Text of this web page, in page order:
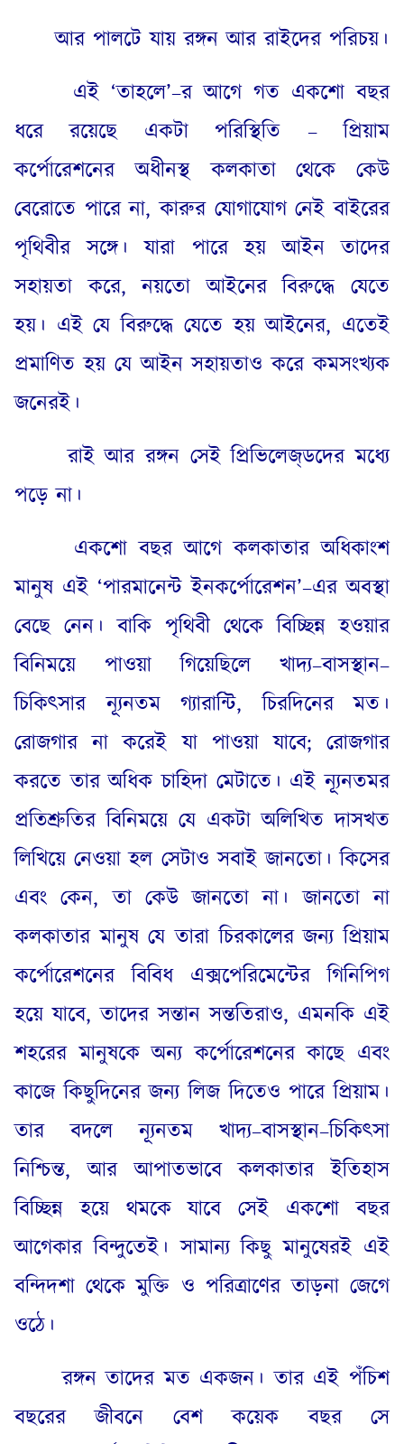
আর পালটে যায় রঙ্গন আর রাইদের পরিচয়।
এই ‘তাহলে’–র আগে গত একশো বছর
ধরে রয়েছে একটা পরিস্থিতি – প্রিয়াম
কর্পোরেশনের অধীনস্থ কলকাতা থেকে কেউ
বেরোতে পারে না,কারুর যোগাযোগ নেই বাইরের
পৃথিবীর সঙ্গে। যারা পারে হয় আইন তাদের
সহায়তা করে,নয়তো আইনের বিরুদ্ধে যেতে
হয়। এই যে বিরুদ্ধে যেতে হয় আইনের, এতেই
প্রমাণিত হয় যে আইন সহায়তাও করে কমসংখ্যক
জনেরই।
রাই আর রঙ্গন সেই প্রিভিলেজ্‌ডদের মধ্যে
পড়ে না।
একশো বছর আগে কলকাতার অধিকাংশ
মানুষ এই ‘পারমানেন্ট ইনকর্পোরেশন’–এর অবস্থা
বেছে নেন। বাকি পৃথিবী থেকে বিচ্ছিন্ন হওয়ার
বিনিময়ে পাওয়া গিয়েছিলে খাদ্য–বাসস্থান–
চিকিৎসারন্যূনতমগ্যারান্টি,চিরদিনের মত।
রোজগার না করেই যা পাওয়া যাবে;রোজগার
করতে তার অধিক চাহিদা মেটাতে। এইন্যূনতমর
প্রতিশ্রুতির বিনিময়ে যে একটা অলিখিত দাসখত
লিখিয়ে নেওয়া হল সেটাও সবাই জানতো। কিসের
এবং কেন,তা কেউ জানতো না। জানতো না
কলকাতার মানুষ যে তারা চিরকালের জন্য প্রিয়াম
কর্পোরেশনের বিবিধ এক্সপেরিমেন্টের গিনিপিগ
হয়ে যাবে,তাদের সন্তান সন্ততিরাও, এমনকি এই
শহরের মানুষকে অন্য কর্পোরেশনের কাছে এবং
কাজে কিছুদিনের জন্য লিজ দিতেও পারে প্রিয়াম।
তার বদলেন্যূনতম খাদ্য–বাসস্থান–চিকিৎসা
নিশ্চিন্ত,আর আপাতভাবে কলকাতার ইতিহাস
বিচ্ছিন্ন হয়ে থমকে যাবে সেই একশো বছর
আগেকার বিন্দুতেই। সামান্য কিছু মানুষেরই এই
বন্দিদশা থেকে মুক্তি ও পরিত্রাণের তাড়না জেগে
ওঠে।
রঙ্গন তাদের মত একজন। তার এই পঁচিশ
বছরের জীবনে বেশ কয়েক বছর সে